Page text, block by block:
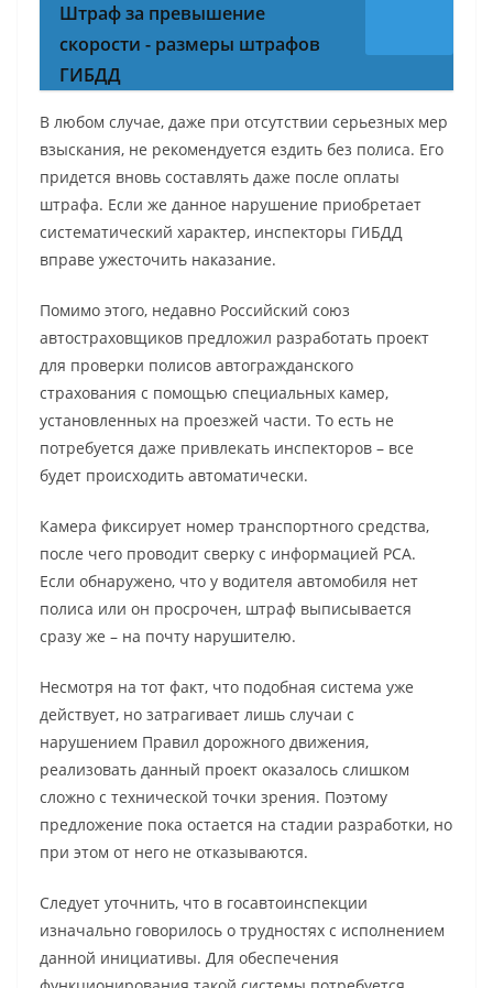
Штраф за превышение
скорости - размеры штрафов
ГИБДД
В любом случае, даже при отсутствии серьезных мер
взыскания, не рекомендуется ездить без полиса. Его
придется вновь составлять даже после оплаты
штрафа. Если же данное нарушение приобретает
систематический характер, инспекторы ГИБДД
вправе ужесточить наказание.
Помимо этого, недавно Российский союз
автостраховщиков предложил разработать проект
для проверки полисов автогражданского
страхования с помощью специальных камер,
установленных на проезжей части. То есть не
потребуется даже привлекать инспекторов – все
будет происходить автоматически.
Камера фиксирует номер транспортного средства,
после чего проводит сверку с информацией РСА.
Если обнаружено, что у водителя автомобиля нет
полиса или он просрочен, штраф выписывается
сразу же – на почту нарушителю.
Несмотря на тот факт, что подобная система уже
действует, но затрагивает лишь случаи с
нарушением Правил дорожного движения,
реализовать данный проект оказалось слишком
сложно с технической точки зрения. Поэтому
предложение пока остается на стадии разработки, но
при этом от него не отказываются.
Следует уточнить, что в госавтоинспекции
изначально говорилось о трудностях с исполнением
данной инициативы. Для обеспечения